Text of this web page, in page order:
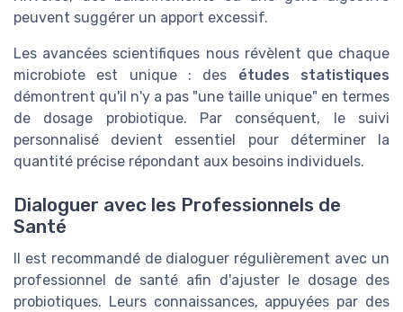
peuvent suggérer un apport excessif.
Les avancées scientifiques nous révèlent que chaque
microbiote est unique : des études statistiques
démontrent qu'il n'y a pas "une taille unique" en termes
de dosage probiotique. Par conséquent, le suivi
personnalisé devient essentiel pour déterminer la
quantité précise répondant aux besoins individuels.
Dialoguer avec les Professionnels de
Santé
Il est recommandé de dialoguer régulièrement avec un
professionnel de santé afin d'ajuster le dosage des
probiotiques. Leurs connaissances, appuyées par des